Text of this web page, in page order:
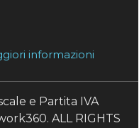
informazioni
e Partita IVA
ALL RIGHTS